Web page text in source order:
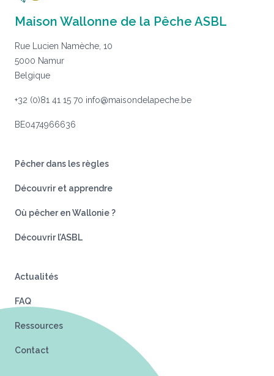
Maison Wallonne de la Pêche ASBL
Rue Lucien Namèche, 10
5000 Namur
Belgique
+32 (0)81 41 15 70 info@maisondelapeche.be
BE0474966636
Pêcher dans les règles
Découvrir et apprendre
Où pêcher en Wallonie ?
Découvrir l’ASBL
Actualités
FAQ
Ressources
Contact